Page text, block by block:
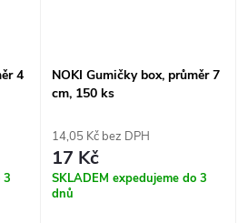
4
3
NOKI Gumičky box, průměr 7
cm, 150 ks
14,05 Kč bez DPH
17 Kč
SKLADEM expedujeme do 3
dnů